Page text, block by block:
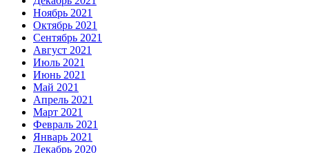
Ноябрь 2021
Октябрь 2021
Сентябрь 2021
Август 2021
Июль 2021
Июнь 2021
Май 2021
Апрель 2021
Март 2021
Февраль 2021
Январь 2021
Декабрь 2020